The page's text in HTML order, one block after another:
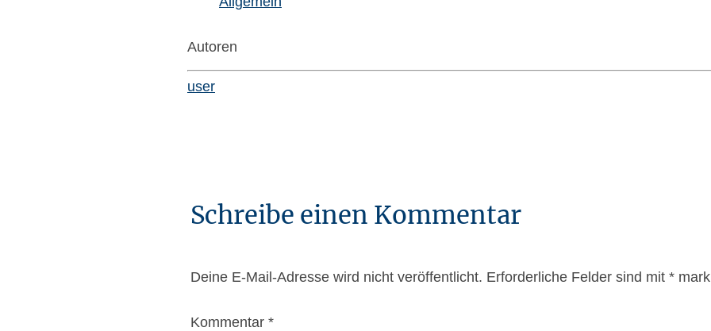
Autoren
user
Schreibe einen Kommentar
Deine E-Mail-Adresse wird nicht veröffentlicht. Erforderliche Felder sind mit *
Kommentar *